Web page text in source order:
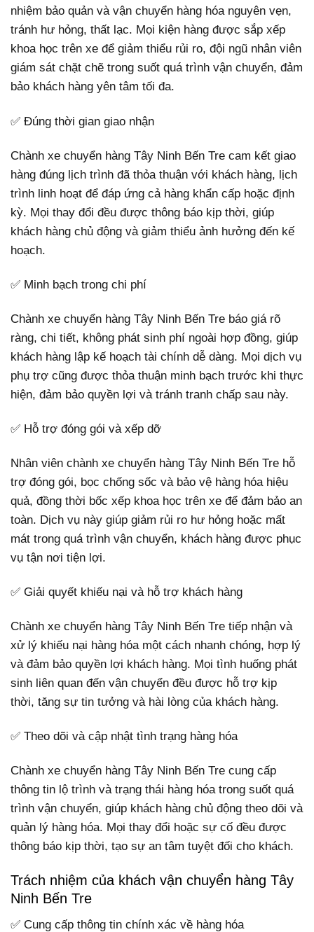
nhiệm bảo quản và vận chuyển hàng hóa nguyên vẹn,
tránh hư hỏng, thất lạc. Mọi kiện hàng được sắp xếp
khoa học trên xe để giảm thiểu rủi ro, đội ngũ nhân viên
giám sát chặt chẽ trong suốt quá trình vận chuyển, đảm
bảo khách hàng yên tâm tối đa.
✅ Đúng thời gian giao nhận
Chành xe chuyển hàng Tây Ninh Bến Tre cam kết giao
hàng đúng lịch trình đã thỏa thuận với khách hàng, lịch
trình linh hoạt để đáp ứng cả hàng khẩn cấp hoặc định
kỳ. Mọi thay đổi đều được thông báo kịp thời, giúp
khách hàng chủ động và giảm thiểu ảnh hưởng đến kế
hoạch.
✅ Minh bạch trong chi phí
Chành xe chuyển hàng Tây Ninh Bến Tre báo giá rõ
ràng, chi tiết, không phát sinh phí ngoài hợp đồng, giúp
khách hàng lập kế hoạch tài chính dễ dàng. Mọi dịch vụ
phụ trợ cũng được thỏa thuận minh bạch trước khi thực
hiện, đảm bảo quyền lợi và tránh tranh chấp sau này.
✅ Hỗ trợ đóng gói và xếp dỡ
Nhân viên chành xe chuyển hàng Tây Ninh Bến Tre hỗ
trợ đóng gói, bọc chống sốc và bảo vệ hàng hóa hiệu
quả, đồng thời bốc xếp khoa học trên xe để đảm bảo an
toàn. Dịch vụ này giúp giảm rủi ro hư hỏng hoặc mất
mát trong quá trình vận chuyển, khách hàng được phục
vụ tận nơi tiện lợi.
✅ Giải quyết khiếu nại và hỗ trợ khách hàng
Chành xe chuyển hàng Tây Ninh Bến Tre tiếp nhận và
xử lý khiếu nại hàng hóa một cách nhanh chóng, hợp lý
và đảm bảo quyền lợi khách hàng. Mọi tình huống phát
sinh liên quan đến vận chuyển đều được hỗ trợ kịp
thời, tăng sự tin tưởng và hài lòng của khách hàng.
✅ Theo dõi và cập nhật tình trạng hàng hóa
Chành xe chuyển hàng Tây Ninh Bến Tre cung cấp
thông tin lộ trình và trạng thái hàng hóa trong suốt quá
trình vận chuyển, giúp khách hàng chủ động theo dõi và
quản lý hàng hóa. Mọi thay đổi hoặc sự cố đều được
thông báo kịp thời, tạo sự an tâm tuyệt đối cho khách.
Trách nhiệm của khách vận chuyển hàng Tây
Ninh Bến Tre
✅ Cung cấp thông tin chính xác về hàng hóa